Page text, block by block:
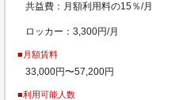
共益費：月額利用料の15％/月
ロッカー：3,300円/月
■月額賃料
33,000円〜57,200円
■利用可能人数